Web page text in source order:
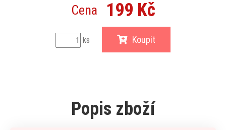
Cena 199 Kč
ks Koupit
Popis zboží